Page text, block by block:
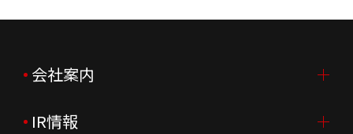
会社案内
会社案内TOP
IR情報